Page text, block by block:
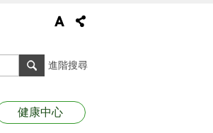
進階搜尋
健康中心